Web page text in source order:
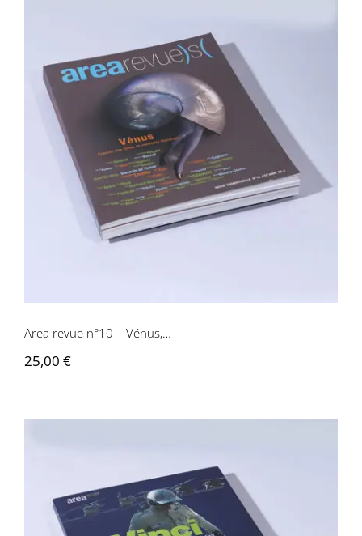
Area revue n°10 – Vénus,…
Area revue n°10 – Vénus,…
25,00 €